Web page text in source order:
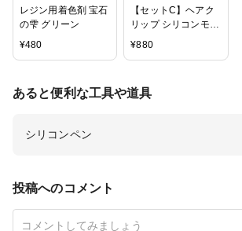
レジン用着色剤 宝石
の雫 グリーン
¥480
【セットC】ヘアク
リップ シリコンモー
¥880
あると便利な工具や道具
シリコンペン
投稿へのコメント